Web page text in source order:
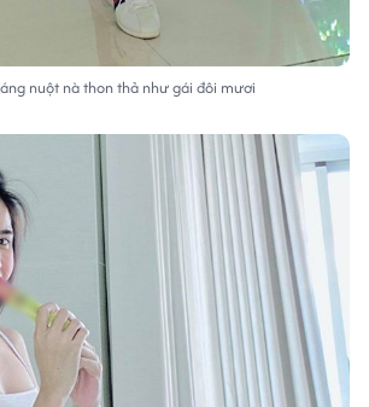
nuột nà thon thả như gái đôi mươi